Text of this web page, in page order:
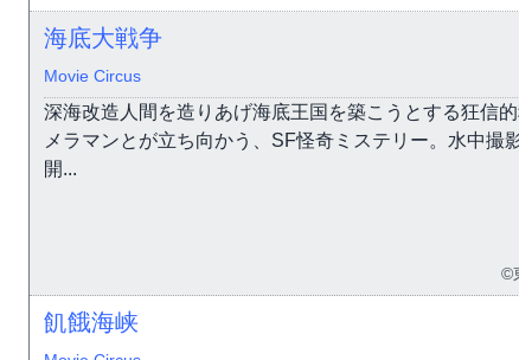
海底大戦争
Movie Circus
深海改造人間を造りあげ海底王国を築こうとする狂信
メラマンとが立ち向かう、SF怪奇ミステリー。水中撮
開...
©
飢餓海峡